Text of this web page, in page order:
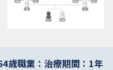
歳職業： 治療期間：1年